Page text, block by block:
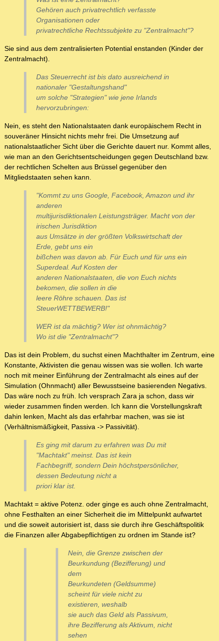
Gehören auch privatrechtlich verfasste
Organisationen oder
privatrechtliche Rechtssubjekte zu "Zentralmacht"?
Sie sind aus dem zentralisierten Potential enstanden (Kinder der
Zentralmacht).
Das Steuerrecht ist bis dato ausreichend in
nationaler "Gestaltungshand"
um solche "Strategien" wie jene Irlands
hervorzubringen:
Nein, es steht den Nationalstaaten dank europäischem Recht in
souveräner Hinsicht nichts mehr frei. Die Umsetzung auf
nationalstaatlicher Sicht über die Gerichte dauert nur. Kommt alles,
wie man an den Gerichtsentscheidungen gegen Deutschland bzw.
der rechtlichen Schelten aus Brüssel gegenüber den
Mitgliedstaaten sehen kann.
"Kommt zu uns Google, Facebook, Amazon und ihr
anderen
multijurisdiktionalen Leistungsträger. Macht von der
irischen Jurisdiktion
aus Umsätze in der größten Volkswirtschaft der
Erde, gebt uns ein
bißchen was davon ab. Für Euch und für uns ein
Superdeal. Auf Kosten der
anderen Nationalstaaten, die von Euch nichts
bekomen, die sollen in die
leere Röhre schauen. Das ist
SteuerWETTBEWERB!"
WER ist da mächtig? Wer ist ohnmächtig?
Wo ist die "Zentralmacht"?
Das ist dein Problem, du suchst einen Machthalter im Zentrum, eine
Konstante, Aktivisten die genau wissen was sie wollen. Ich warte
noch mit meiner Einführung der Zentralmacht als eines auf der
Simulation (Ohnmacht) aller Bewusstseine basierenden Negativs.
Das wäre noch zu früh. Ich versprach Zara ja schon, dass wir
wieder zusammen finden werden. Ich kann die Vorstellungskraft
dahin lenken, Macht als das erfahrbar machen, was sie ist
(Verhältnismäßigkeit, Passiva -> Passivität).
Es ging mit darum zu erfahren was Du mit
"Machtakt" meinst. Das ist kein
Fachbegriff, sondern Dein höchstpersönlicher,
dessen Bedeutung nicht a
priori klar ist.
Machtakt = aktive Potenz. oder ginge es auch ohne Zentralmacht,
ohne Festhalten an einer Sicherheit die im Mittelpunkt aufwartet
und die soweit autorisiert ist, dass sie durch ihre Geschäftspolitik
die Finanzen aller Abgabepflichtigen zu ordnen im Stande ist?
Nein, die Grenze zwischen der
Beurkundung (Bezifferung) und
dem
Beurkundeten (Geldsumme)
scheint für viele nicht zu
existieren, weshalb
sie auch das Geld als Passivum,
ihre Bezifferung als Aktivum, nicht
sehen